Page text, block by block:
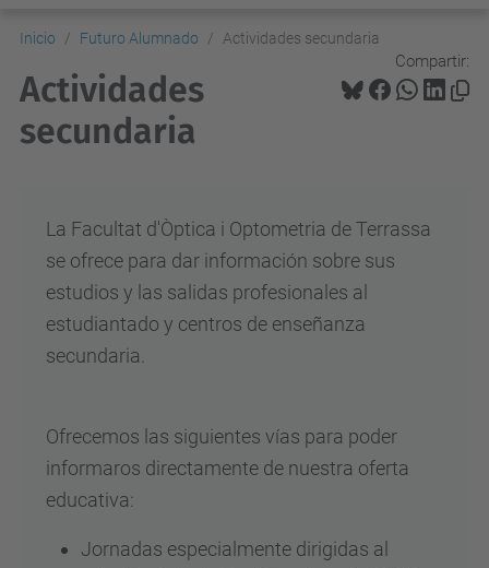
Inicio Futuro Alumnado Actividades secundaria
Compartir:
Actividades
secundaria
La Facultat d'Òptica i Optometria de Terrassa
se ofrece para dar información sobre sus
estudios y las salidas profesionales al
estudiantado y centros de enseñanza
secundaria.
Ofrecemos las siguientes vías para poder
informaros directamente de nuestra oferta
educativa:
Jornadas especialmente dirigidas al